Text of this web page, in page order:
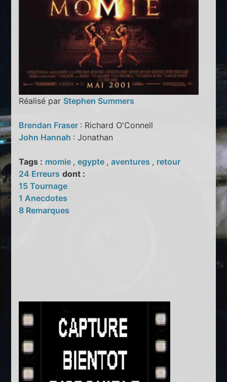
Réalisé par Stephen Summers
Brendan Fraser : Richard O'Connell
John Hannah : Jonathan
Tags : momie ,egypte ,aventures , retour
24 Erreurs dont :
15 Tournage
1 Anecdotes
8 Remarques